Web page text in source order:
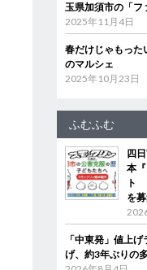
玉県加須市の「フ
2025年11月4日
春だけじゃもった
のマルシェ
2025年10月23日
ふむふむ
四
本
ト
を
「中東発」値上
げ、約3年ぶりの